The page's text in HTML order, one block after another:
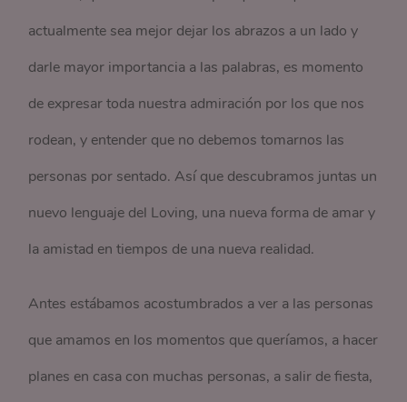
actualmente sea mejor dejar los abrazos a un lado y
darle mayor importancia a las palabras, es momento
de expresar toda nuestra admiración por los que nos
rodean, y entender que no debemos tomarnos las
personas por sentado. Así que descubramos juntas un
nuevo lenguaje del Loving, una nueva forma de amar y
la amistad en tiempos de una nueva realidad.
Antes estábamos acostumbrados a ver a las personas
que amamos en los momentos que queríamos, a hacer
planes en casa con muchas personas, a salir de fiesta,